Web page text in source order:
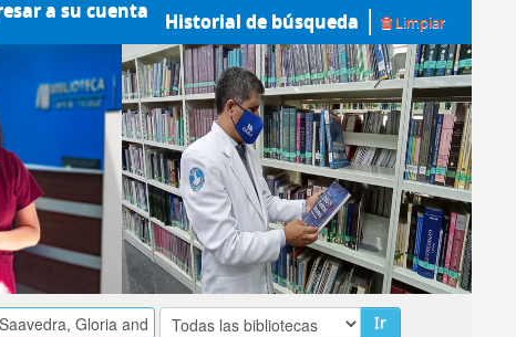
a su cuenta Historial de búsqueda Limpiar
Ir